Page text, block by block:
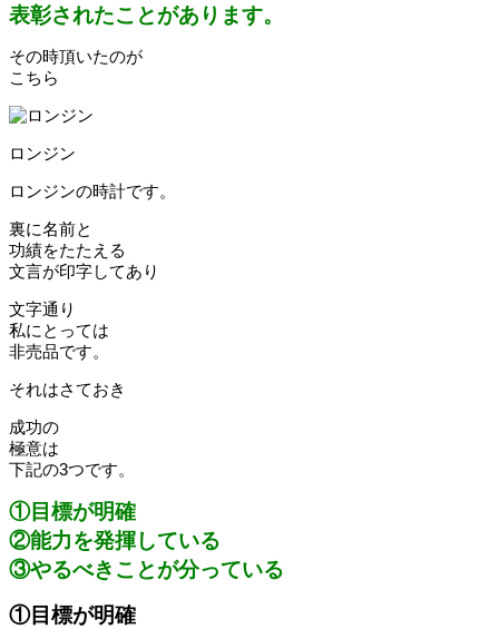
表彰されたことがあります。
その時頂いたのが
こちら
ロンジン
ロンジンの時計です。
裏に名前と
功績をたたえる
文言が印字してあり
文字通り
私にとっては
非売品です。
それはさておき
成功の
極意は
下記の3つです。
①目標が明確
②能力を発揮している
③やるべきことが分っている
①目標が明確